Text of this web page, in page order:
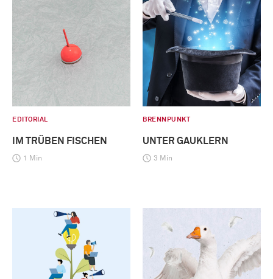
EDITORIAL
IM TRÜBEN FISCHEN
1 Min
BRENNPUNKT
UNTER GAUKLERN
3 Min